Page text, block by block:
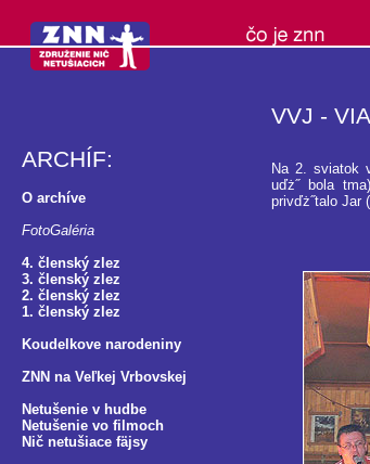
VVJ -
ARCHÍF:
O archíve
FotoGaléria
4. členský zlez
3. členský zlez
2. členský zlez
1. členský zlez
Koudelkove narodeniny
ZNN na Veľkej Vrbovskej
Netušenie v hudbe
Netušenie vo filmoch
Nič netušiace fäjsy
Na 2. sviatok
uďż˝ bola
privďż˝talo Jar